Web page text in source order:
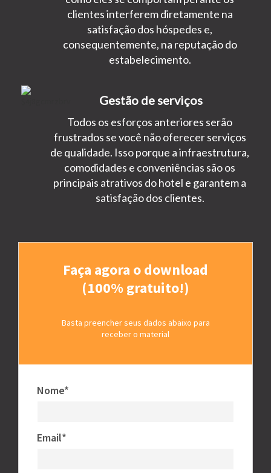
clientes interferem diretamente na
satisfação dos hóspedes e,
consequentemente, na reputação do
estabelecimento.
Gestão de serviços
Todos os esforços anteriores serão
frustrados se você não oferecer serviços
de qualidade. Isso porque a infraestrutura,
comodidades e conveniências são os
principais atrativos do hotel e garantem a
satisfação dos clientes.
Faça agora o download
(100% gratuito!)
Basta preencher seus dados abaixo para
receber o material
Nome*
Email*